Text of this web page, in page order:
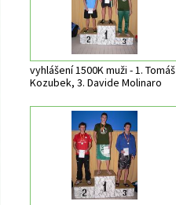
vyhlášení 1500K muži - 1. Tomáš
Kozubek, 3. Davide Molinaro